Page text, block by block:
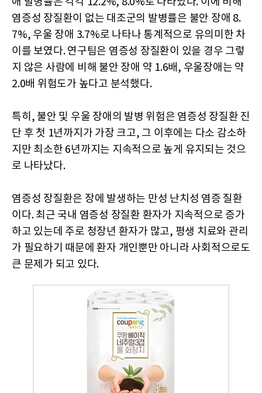
염증성 장질환이 없는 대조군의 발병률은 불안 장애 8.
7%, 우울 장애 3.7%로 나타나 통계적으로 유의미한 차
이를 보였다. 연구팀은 염증성 장질환이 있을 경우 그렇
지 않은 사람에 비해 불안 장애 약 1.6배, 우울장애는 약
2.0배 위험도가 높다고 분석했다.
특히, 불안 및 우울 장애의 발병 위험은 염증성 장질환 진
단 후 첫 1년까지가 가장 크고, 그 이후에는 다소 감소하
지만 최소한 6년까지는 지속적으로 높게 유지되는 것으
로 나타났다.
염증성 장질환은 장에 발생하는 만성 난치성 염증 질환
이다. 최근 국내 염증성 장질환 환자가 지속적으로 증가
하고 있는데 주로 청장년 환자가 많고, 평생 치료와 관리
가 필요하기 때문에 환자 개인뿐만 아니라 사회적으로도
큰 문제가 되고 있다.